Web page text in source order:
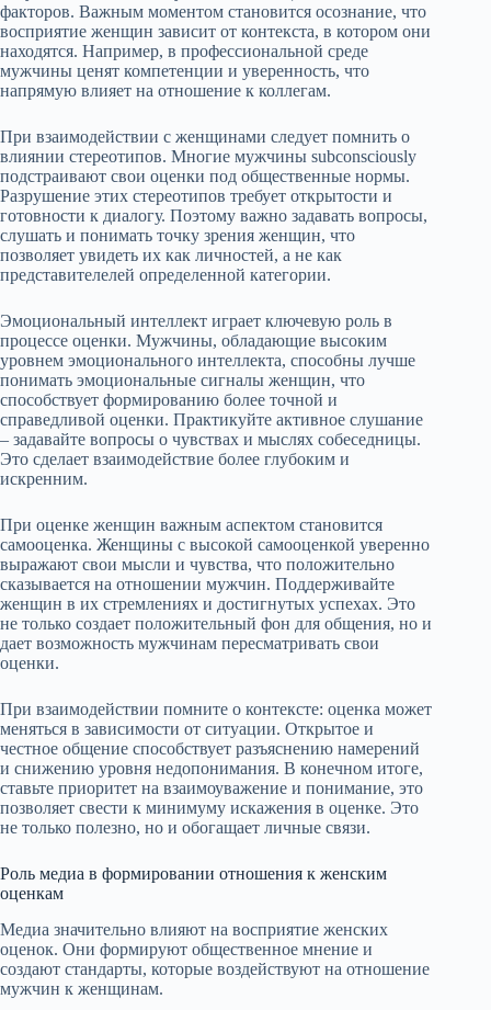
факторов. Важным моментом становится осознание, что
восприятие женщин зависит от контекста, в котором они
находятся. Например, в профессиональной среде
мужчины ценят компетенции и уверенность, что
напрямую влияет на отношение к коллегам.
При взаимодействии с женщинами следует помнить о
влиянии стереотипов. Многие мужчины subconsciously
подстраивают свои оценки под общественные нормы.
Разрушение этих стереотипов требует открытости и
готовности к диалогу. Поэтому важно задавать вопросы,
слушать и понимать точку зрения женщин, что
позволяет увидеть их как личностей, а не как
представителелей определенной категории.
Эмоциональный интеллект играет ключевую роль в
процессе оценки. Мужчины, обладающие высоким
уровнем эмоционального интеллекта, способны лучше
понимать эмоциональные сигналы женщин, что
способствует формированию более точной и
справедливой оценки. Практикуйте активное слушание
– задавайте вопросы о чувствах и мыслях собеседницы.
Это сделает взаимодействие более глубоким и
искренним.
При оценке женщин важным аспектом становится
самооценка. Женщины с высокой самооценкой уверенно
выражают свои мысли и чувства, что положительно
сказывается на отношении мужчин. Поддерживайте
женщин в их стремлениях и достигнутых успехах. Это
не только создает положительный фон для общения, но и
дает возможность мужчинам пересматривать свои
оценки.
При взаимодействии помните о контексте: оценка может
меняться в зависимости от ситуации. Открытое и
честное общение способствует разъяснению намерений
и снижению уровня недопонимания. В конечном итоге,
ставьте приоритет на взаимоуважение и понимание, это
позволяет свести к минимуму искажения в оценке. Это
не только полезно, но и обогащает личные связи.
Роль медиа в формировании отношения к женским
оценкам
Медиа значительно влияют на восприятие женских
оценок. Они формируют общественное мнение и
создают стандарты, которые воздействуют на отношение
мужчин к женщинам.